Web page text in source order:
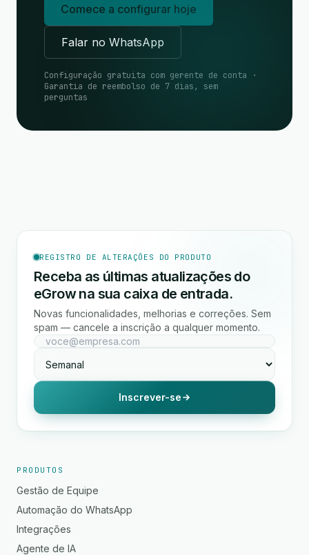
Comece a configurar hoje
Falar no WhatsApp
Configuração gratuita com gerente de conta ·
Garantia de reembolso de 7 dias, sem
perguntas
REGISTRO DE ALTERAÇÕES DO PRODUTO
Receba as últimas atualizações do
eGrow na sua caixa de entrada.
Novas funcionalidades, melhorias e correções. Sem
spam — cancele a inscrição a qualquer momento.
Inscrever-se
PRODUTOS
Gestão de Equipe
Automação do WhatsApp
Integrações
Agente de IA